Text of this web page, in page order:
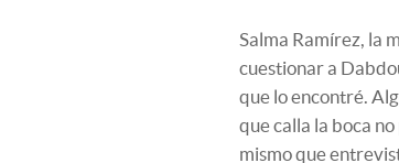
Salma Ramírez, la
cuestionar a
que lo encontré.
que calla la boca
mismo que